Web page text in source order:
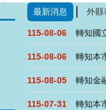
最新消息 外縣
115-08-06 轉知國
115-08-06 轉知本
115-08-05 轉知金
115-07-31 轉知本